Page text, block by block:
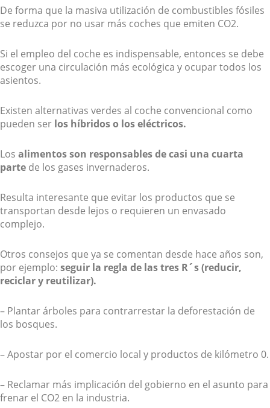
De forma que la masiva utilización de combustibles fósiles
se reduzca por no usar más coches que emiten CO2.
Si el empleo del coche es indispensable, entonces se debe
escoger una circulación más ecológica y ocupar todos los
asientos.
Existen alternativas verdes al coche convencional como
pueden ser los híbridos o los eléctricos.
Los alimentos son responsables de casi una cuarta
parte de los gases invernaderos.
Resulta interesante que evitar los productos que se
transportan desde lejos o requieren un envasado
complejo.
Otros consejos que ya se comentan desde hace años son,
por ejemplo: seguir la regla de las tres R´s (reducir,
reciclar y reutilizar).
– Plantar árboles para contrarrestar la deforestación de
los bosques.
– Apostar por el comercio local y productos de kilómetro 0.
– Reclamar más implicación del gobierno en el asunto para
frenar el CO2 en la industria.